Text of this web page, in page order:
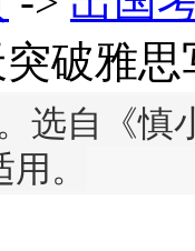
破雅
选自《
。